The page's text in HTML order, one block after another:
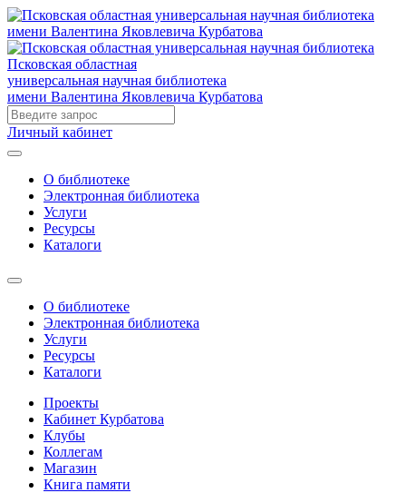
Псковская областная
универсальная научная библиотека
имени Валентина Яковлевича Курбатова
Личный кабинет
О библиотеке
Электронная библиотека
Услуги
Ресурсы
Каталоги
О библиотеке
Электронная библиотека
Услуги
Ресурсы
Каталоги
Проекты
Кабинет Курбатова
Клубы
Коллегам
Магазин
Книга памяти